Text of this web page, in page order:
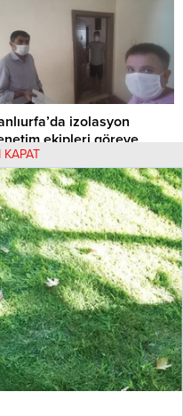
izolasyon
ekipleri göreve
İZOLASYON
EKİPLERİ GÖREVE
19.08.2020 16:39 0
Koşulları
KAPAT